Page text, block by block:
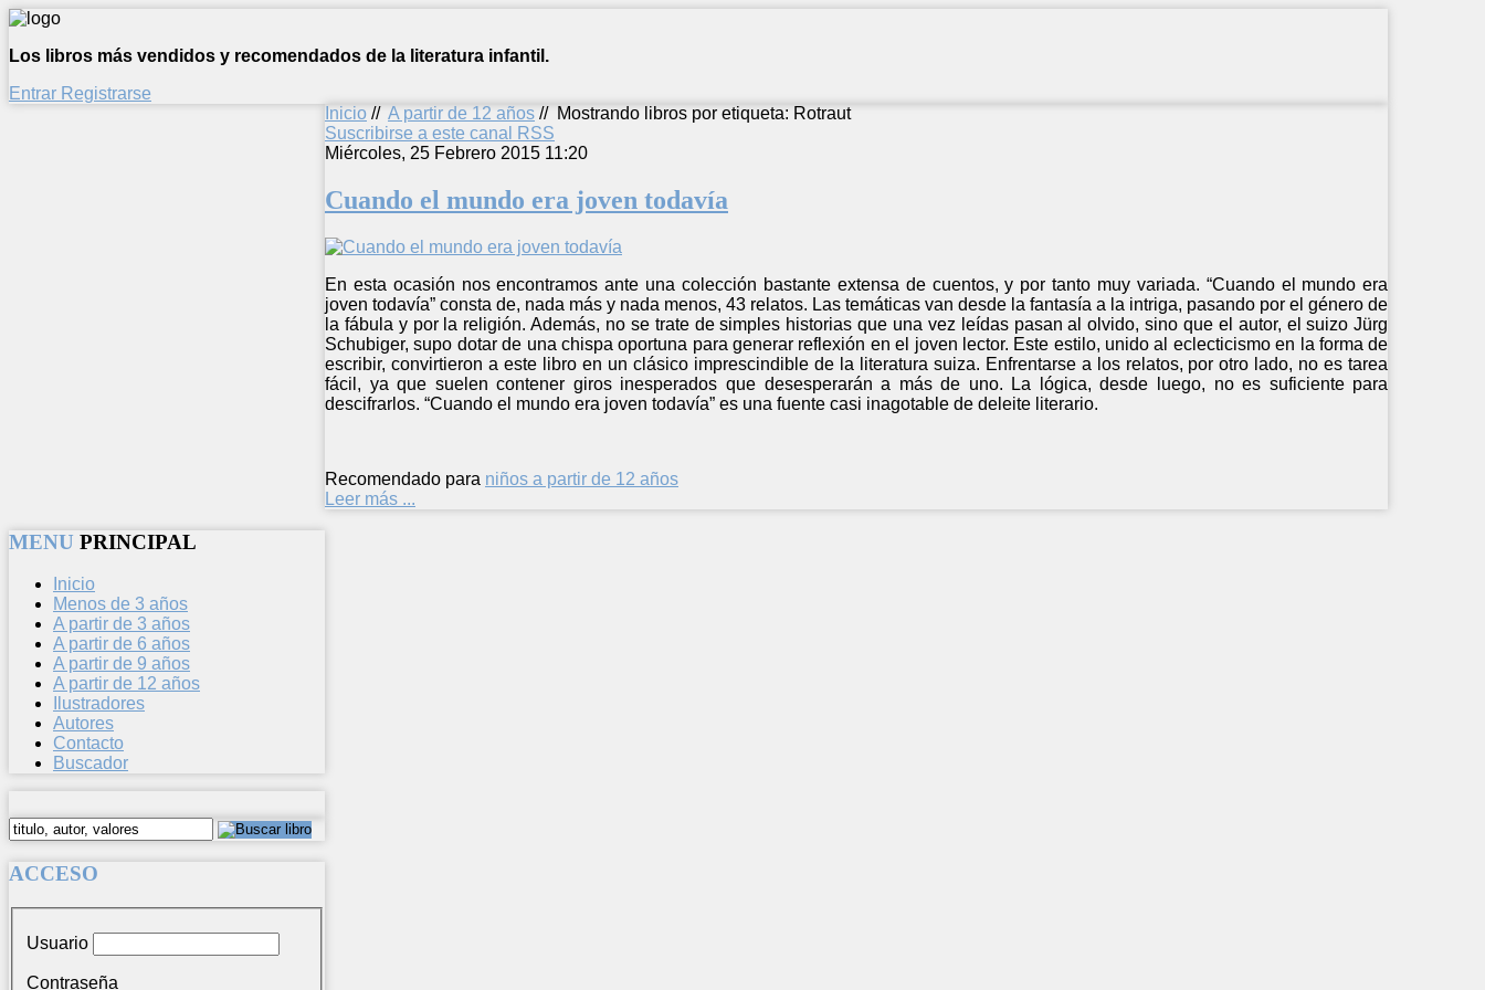
Los libros más vendidos y recomendados de la literatura infantil.
Entrar Registrarse
Inicio // A partir de 12 años // Mostrando libros por etiqueta: Rotraut
Suscribirse a este canal RSS
Miércoles, 25 Febrero 2015 11:20
Cuando el mundo era joven todavía
En esta ocasión nos encontramos ante una colección bastante extensa de cuentos, y por tanto muy variada. “Cuando el mundo era
joven todavía” consta de, nada más y nada menos, 43 relatos. Las temáticas van desde la fantasía a la intriga, pasando por el género de
la fábula y por la religión. Además, no se trate de simples historias que una vez leídas pasan al olvido, sino que el autor, el suizo Jürg
Schubiger, supo dotar de una chispa oportuna para generar reflexión en el joven lector. Este estilo, unido al eclecticismo en la forma de
escribir, convirtieron a este libro en un clásico imprescindible de la literatura suiza. Enfrentarse a los relatos, por otro lado, no es tarea
fácil, ya que suelen contener giros inesperados que desesperarán a más de uno. La lógica, desde luego, no es suficiente para
descifrarlos. “Cuando el mundo era joven todavía” es una fuente casi inagotable de deleite literario.
Recomendado para niños a partir de 12 años
Leer más ...
MENU PRINCIPAL
Inicio
Menos de 3 años
A partir de 3 años
A partir de 6 años
A partir de 9 años
A partir de 12 años
Ilustradores
Autores
Contacto
Buscador
ACCESO
Usuario
Contraseña